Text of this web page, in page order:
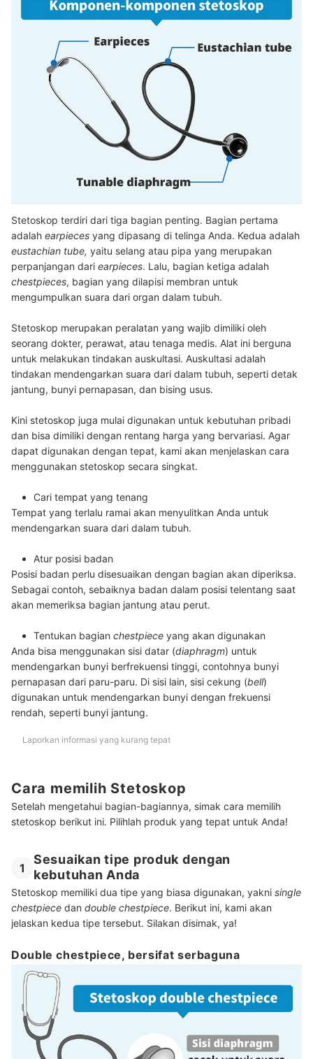
Stetoskop terdiri dari tiga bagian penting. Bagian pertama
adalah earpieces yang dipasang di telinga Anda. Kedua adalah
eustachian tube, yaitu selang atau pipa yang merupakan
perpanjangan dari earpieces. Lalu, bagian ketiga adalah
chestpieces, bagian yang dilapisi membran untuk
mengumpulkan suara dari organ dalam tubuh.
Stetoskop merupakan peralatan yang wajib dimiliki oleh
seorang dokter, perawat, atau tenaga medis. Alat ini berguna
untuk melakukan tindakan auskultasi. Auskultasi adalah
tindakan mendengarkan suara dari dalam tubuh, seperti detak
jantung, bunyi pernapasan, dan bising usus.
Kini stetoskop juga mulai digunakan untuk kebutuhan pribadi
dan bisa dimiliki dengan rentang harga yang bervariasi. Agar
dapat digunakan dengan tepat, kami akan menjelaskan cara
menggunakan stetoskop secara singkat.
Cari tempat yang tenang
Tempat yang terlalu ramai akan menyulitkan Anda untuk
mendengarkan suara dari dalam tubuh.
Atur posisi badan
Posisi badan perlu disesuaikan dengan bagian akan diperiksa.
Sebagai contoh, sebaiknya badan dalam posisi telentang saat
akan memeriksa bagian jantung atau perut.
Tentukan bagian chestpiece yang akan digunakan
Anda bisa menggunakan sisi datar (diaphragm) untuk
mendengarkan bunyi berfrekuensi tinggi, contohnya bunyi
pernapasan dari paru-paru. Di sisi lain, sisi cekung (bell)
digunakan untuk mendengarkan bunyi dengan frekuensi
rendah, seperti bunyi jantung.
Laporkan informasi yang kurang tepat
Cara memilih Stetoskop
Setelah mengetahui bagian-bagiannya, simak cara memilih
stetoskop berikut ini. Pilihlah produk yang tepat untuk Anda!
1
Sesuaikan tipe produk dengan
kebutuhan Anda
Stetoskop memiliki dua tipe yang biasa digunakan, yakni single
chestpiece dan double chestpiece. Berikut ini, kami akan
jelaskan kedua tipe tersebut. Silakan disimak, ya!
Double chestpiece, bersifat serbaguna